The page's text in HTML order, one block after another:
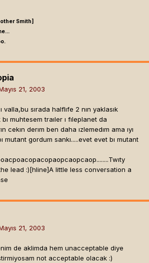
Smith]
21, 2003
valla,bu sırada halflıfe 2 nın yaklasık
muhtesem traıler ı fıleplanet da
cekın derım ben daha ızlemedım ama ıyı
mutant gordum sankı.....evet evet bı mutant
lead :)[hline]A little less conversation a
21, 2003
de aklimda hem unacceptable diye
not acceptable olacak :)